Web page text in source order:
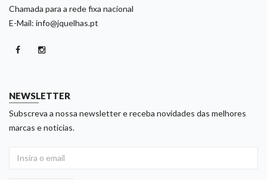
Chamada para a rede fixa nacional
E-Mail: info@jquelhas.pt
NEWSLETTER
Subscreva a nossa newsletter e receba novidades das melhores
marcas e noticias.